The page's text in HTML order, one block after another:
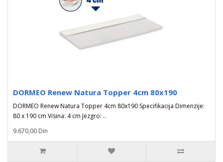
DORMEO Renew Natura Topper 4cm 80x190
DORMEO Renew Natura Topper 4cm 80x190 Specifikacija Dimenzije:
80 x 190 cm Visina: 4 cm Jezgro: ..
9.670,00 Din